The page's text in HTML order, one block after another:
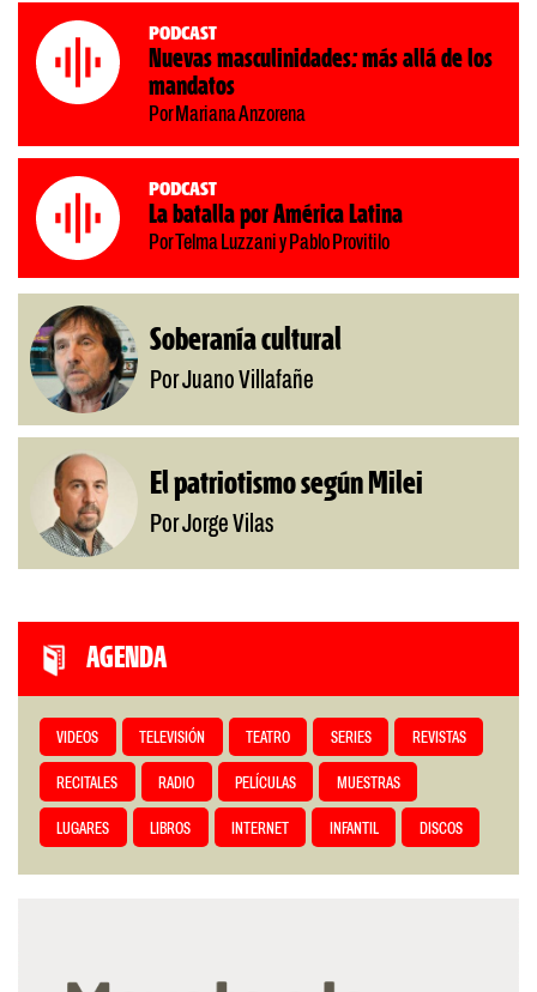
Podcast
Nuevas masculinidades: más allá de los
mandatos
Por Mariana Anzorena
Podcast
La batalla por América Latina
Por Telma Luzzani y Pablo Provitilo
Soberanía cultural
Por Juano Villafañe
El patriotismo según Milei
Por Jorge Vilas
AGENDA
VIDEOS TELEVISIÓN TEATRO SERIES REVISTAS
RECITALES RADIO PELÍCULAS MUESTRAS
LUGARES LIBROS INTERNET INFANTIL DISCOS